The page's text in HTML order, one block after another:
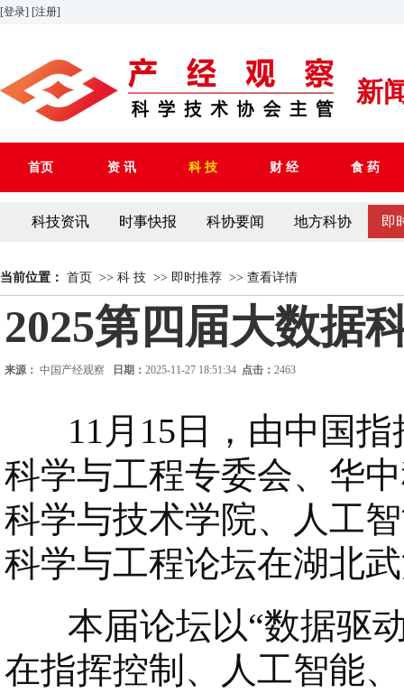
[登录] [注册]
新
首页 资 讯 科 技 财 经 食 药
科技资讯 时事快报 科协要闻 地方科协 即
当前位置： 首页 >> 科 技 >> 即时推荐 >> 查看详情
2025第四届大数据
来源： 中国产经观察 日期： 2025-11-27 18:51:34 点击： 2463
11月15日，由中国指
科学与工程专委会、华
科学与技术学院、人工
科学与工程论坛在湖北
本届论坛以“数据驱动
在指挥控制、人工智能